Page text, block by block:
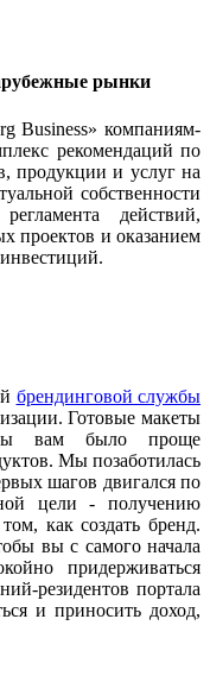
рынки
Business» компаниям-
рекомендаций по
продукции и услуг на
собственности
действий,
проектов и оказанием
брендинговой службы
Готовые макеты
вам было проще
Мы позаботилась
шагов двигался по
цели - получению
как создать бренд.
вы с самого начала
придерживаться
резидентов портала
и приносить доход,